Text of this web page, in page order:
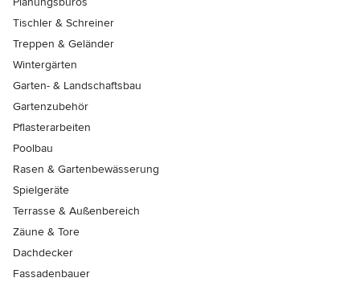
Tischler & Schreiner
Treppen & Geländer
Wintergärten
Garten- & Landschaftsbau
Gartenzubehör
Pflasterarbeiten
Poolbau
Rasen & Gartenbewässerung
Spielgeräte
Terrasse & Außenbereich
Zäune & Tore
Dachdecker
Fassadenbauer